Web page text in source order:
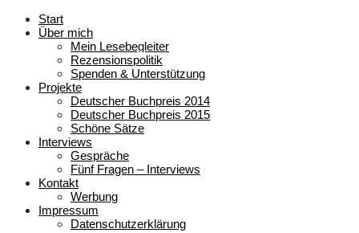
Start
Über mich
Mein Lesebegleiter
Rezensionspolitik
Spenden & Unterstützung
Projekte
Deutscher Buchpreis 2014
Deutscher Buchpreis 2015
Schöne Sätze
Interviews
Gespräche
Fünf Fragen – Interviews
Kontakt
Werbung
Impressum
Datenschutzerklärung